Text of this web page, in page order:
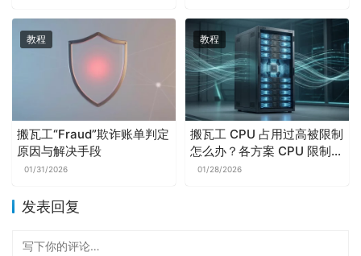
教程
搬瓦工“Fraud”欺诈账单判定
原因与解决手段
01/31/2026
教程
搬瓦工 CPU 占用过高被限制
怎么办？各方案 CPU 限制阈
值与排障流程
01/28/2026
发表回复